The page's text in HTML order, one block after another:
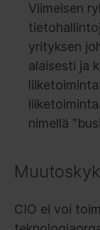
Viimeisen
yrityksen
alaisesti ja
nimellä
CIO ei voi